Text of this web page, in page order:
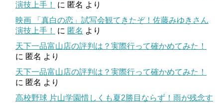
演技上手！
に 匿名 より
映画 「真白の恋」試写会観てきたぞ！佐藤みゆきさん
演技上手！
に 匿名 より
天下一品富山店の評判は？実際行って確かめてみた！
に 匿名 より
天下一品富山店の評判は？実際行って確かめてみた！
に 匿名 より
高校野球 片山学園惜しくも夏2勝目ならず！雨が残念す